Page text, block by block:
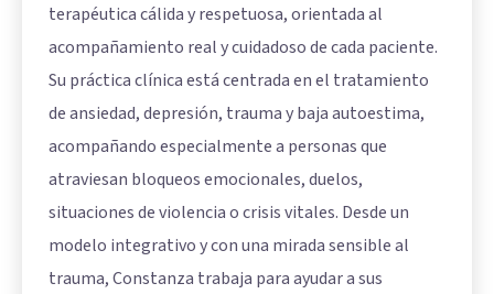
terapéutica cálida y respetuosa, orientada al
acompañamiento real y cuidadoso de cada paciente.
Su práctica clínica está centrada en el tratamiento
de ansiedad, depresión, trauma y baja autoestima,
acompañando especialmente a personas que
atraviesan bloqueos emocionales, duelos,
situaciones de violencia o crisis vitales. Desde un
modelo integrativo y con una mirada sensible al
trauma, Constanza trabaja para ayudar a sus